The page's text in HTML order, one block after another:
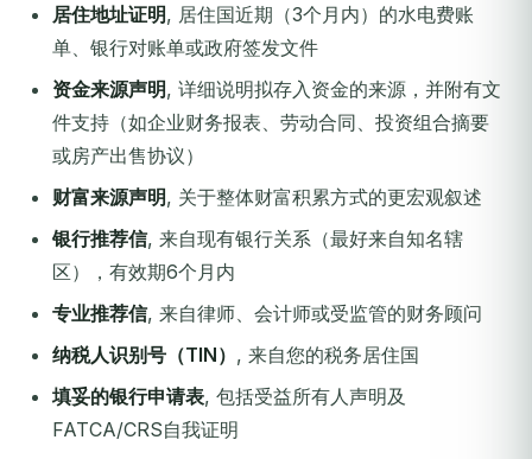
居住地址证明, 居住国近期（3个月内）的水电费账
单、银行对账单或政府签发文件
资金来源声明, 详细说明拟存入资金的来源，并附有文
件支持（如企业财务报表、劳动合同、投资组合摘要
或房产出售协议）
财富来源声明, 关于整体财富积累方式的更宏观叙述
银行推荐信, 来自现有银行关系（最好来自知名辖
区），有效期6个月内
专业推荐信, 来自律师、会计师或受监管的财务顾问
纳税人识别号（TIN） , 来自您的税务居住国
填妥的银行申请表, 包括受益所有人声明及
FATCA/CRS自我证明